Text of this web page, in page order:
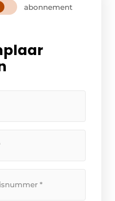
abonnement